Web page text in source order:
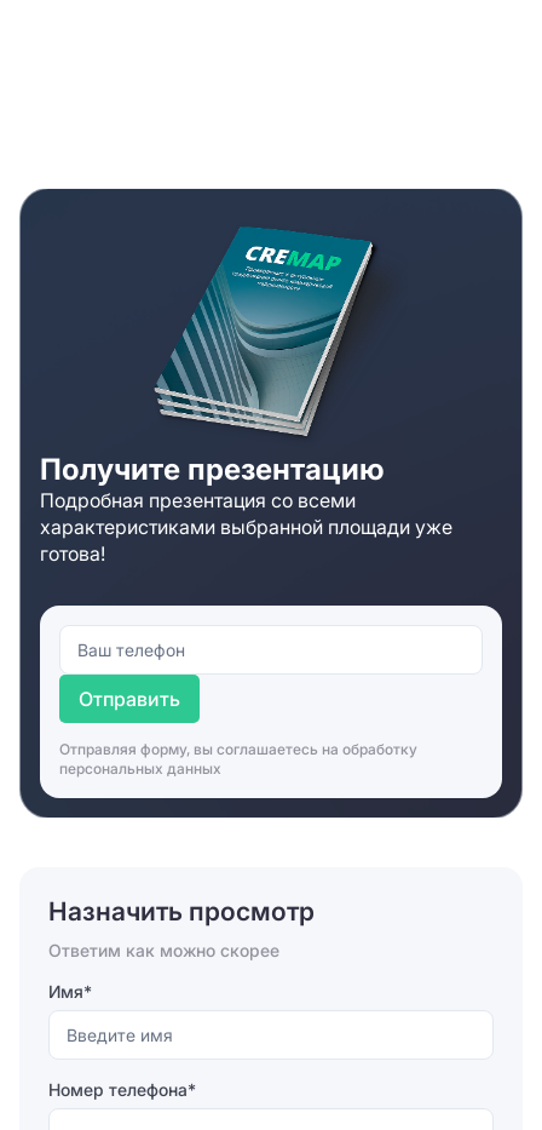
Получите презентацию
Подробная презентация со всеми
характеристиками выбранной площади уже
готова!
Отправить
Отправляя форму, вы соглашаетесь на обработку
персональных данных
Назначить просмотр
Ответим как можно скорее
Имя*
Номер телефона*